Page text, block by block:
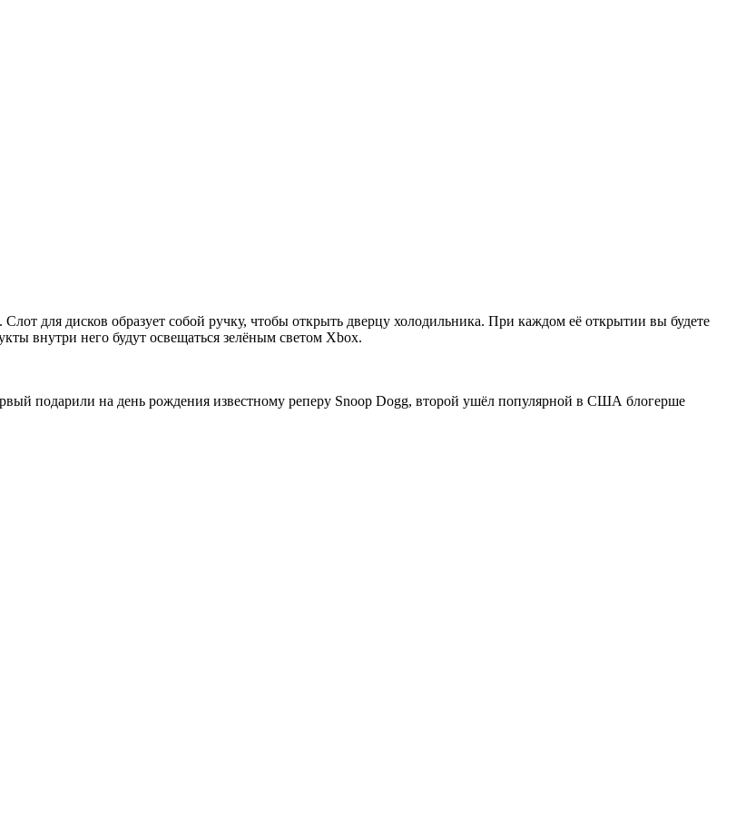
для дисков образует собой ручку, чтобы открыть дверцу холодильника. При каждом её открытии вы будете
внутри него будут освещаться зелёным светом Xbox.
подарили на день рождения известному реперу Snoop Dogg, второй ушёл популярной в США блогерше